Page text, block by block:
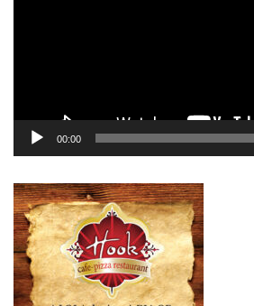
00:00